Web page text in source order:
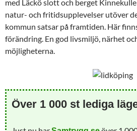
med Läckö slott och berget
natur- och fritidsupplevelser utöver
kommun satsar på framtiden. Här
förändring. En god livsmiljö, närhet
möjligheterna.
Över 1 000 st lediga